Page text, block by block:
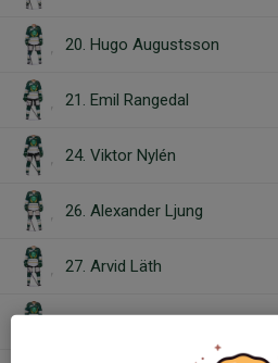
20. Hugo Augustsson
21. Emil Rangedal
24. Viktor Nylén
26. Alexander Ljung
27. Arvid Läth
28. Viktor Olsson